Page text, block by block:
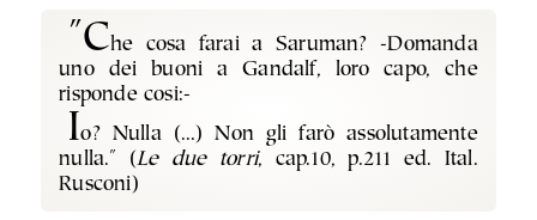
"Che cosa farai a Saruman? -Domanda
uno dei buoni a Gandalf, loro capo, che
risponde cosi:-
Io? Nulla (...) Non gli farò assolutamente
nulla." (Le due torri, cap.10, p.211 ed. Ital.
Rusconi)